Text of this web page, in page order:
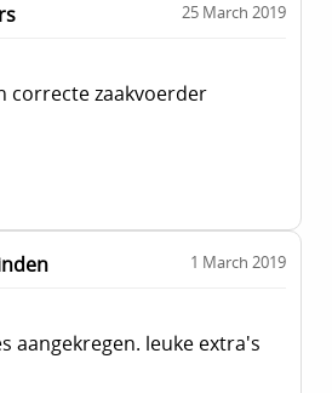
25 March 2019
correcte zaakvoerder
1 March 2019
aangekregen. leuke extra's